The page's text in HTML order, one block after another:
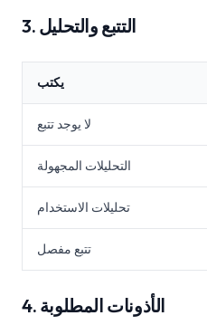
3. التتبع والتحليل
يكتب
لا يوجد تتبع
التحليلات المجهولة
تحليلات الاستخدام
تتبع مفصل
4. الأذونات المطلوبة